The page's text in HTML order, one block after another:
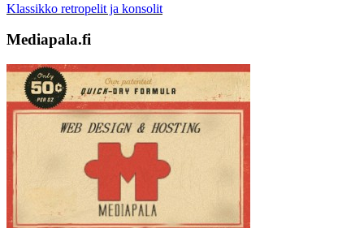
Klassikko retropelit ja konsolit
Mediapala.fi